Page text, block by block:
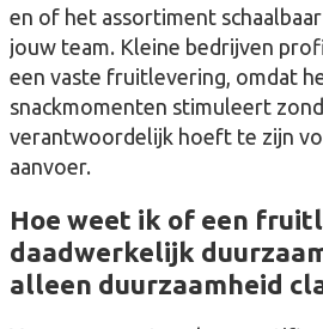
en of het assortiment
jouw team. Kleine bedrijven
een vaste fruitlevering, omdat
snackmomenten stimuleert
verantwoordelijk hoeft te zijn
aanvoer.
Hoe weet ik of een
daadwerkelijk
alleen duurzaamheid